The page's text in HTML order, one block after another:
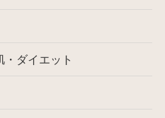
ダイエット